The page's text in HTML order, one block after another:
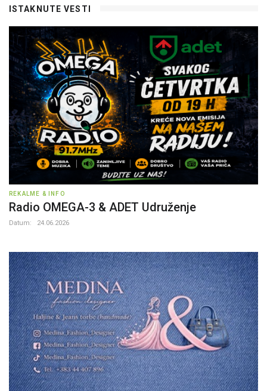
ISTAKNUTE VESTI
REKALME & INFO
Radio OMEGA-3 & ADET Udruženje
Datum: 24.06.2026